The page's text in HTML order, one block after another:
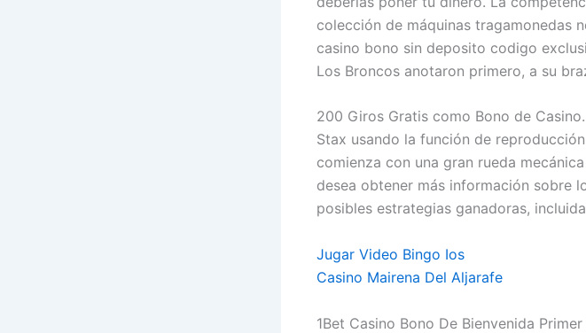
colección de máquinas tragamonedas
casino bono sin deposito codigo
Los Broncos anotaron primero, a su
200 Giros Gratis como Bono de
Stax usando la función de
comienza con una gran rueda
desea obtener más información sobre
posibles estrategias ganadoras,
Jugar Video Bingo Ios
Casino Mairena Del Aljarafe
1Bet Casino Bono De Bienvenida